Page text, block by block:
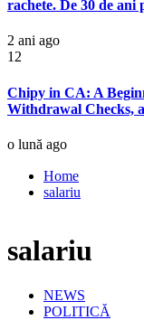
rachete. De 30 de ani
2 ani ago
12
Chipy in CA: A
Withdrawal Checks,
o lună ago
Home
salariu
salariu
NEWS
POLITICĂ